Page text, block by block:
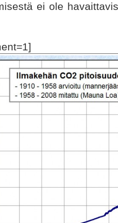
ei ole